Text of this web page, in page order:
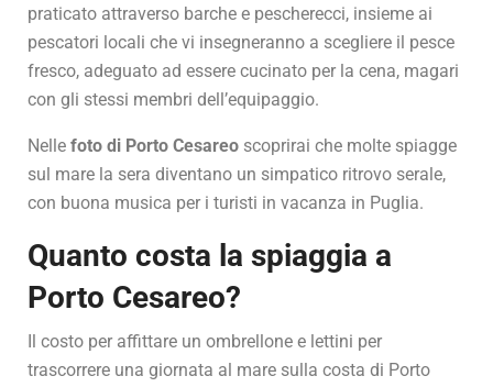
praticato attraverso barche e pescherecci, insieme ai
pescatori locali che vi insegneranno a scegliere il pesce
fresco, adeguato ad essere cucinato per la cena, magari
con gli stessi membri dell’equipaggio.
Nelle foto di Porto Cesareo scoprirai che molte spiagge
sul mare la sera diventano un simpatico ritrovo serale,
con buona musica per i turisti in vacanza in Puglia.
Quanto costa la spiaggia a
Porto Cesareo?
Il costo per affittare un ombrellone e lettini per
trascorrere una giornata al mare sulla costa di Porto